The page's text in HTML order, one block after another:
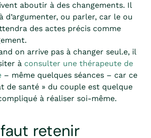
aboutir à des changements. Il
d’argumenter, ou parler, car le ou
des actes précis comme
on arrive pas à changer seul.e, il
à consulter une thérapeute de
– même quelques séances – car ce
de santé » du couple est quelque
à réaliser soi-même.
retenir